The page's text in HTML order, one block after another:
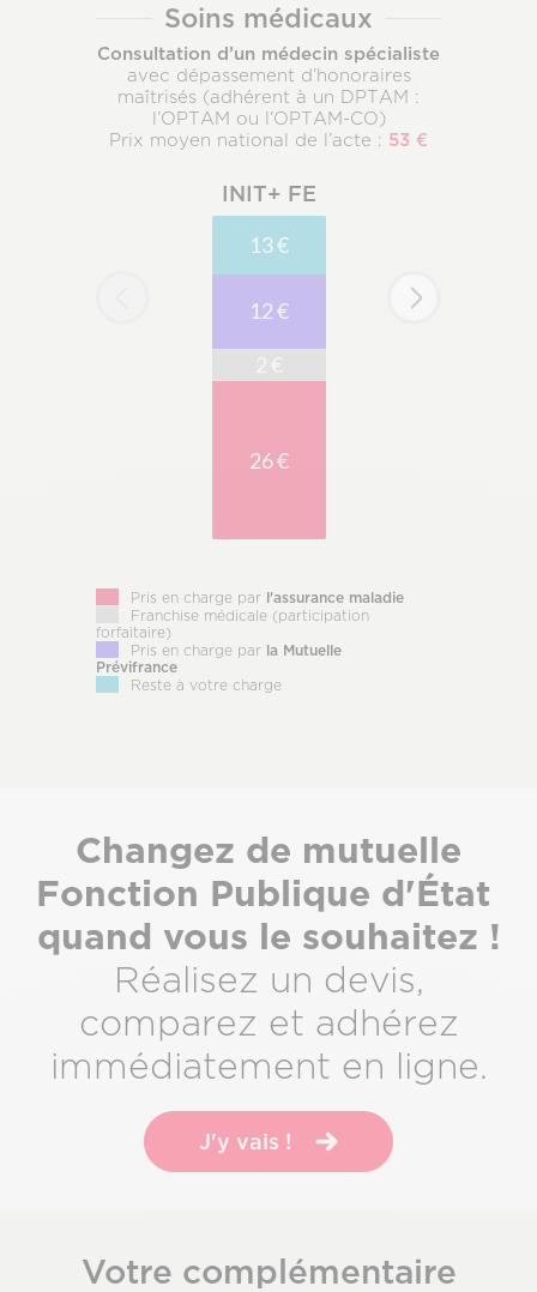
Soins médicaux
Consultation d’un médecin spécialiste
avec dépassement d’honoraires
maîtrisés (adhérent à un DPTAM :
l’OPTAM ou l’OPTAM-CO)
Prix moyen national de l’acte : 53 €
INIT+ FE
13 €
12 €
26 €
Pris en charge par
l'assurance maladie
Franchise médicale (participation
forfaitaire)
Pris en charge par la Mutuelle
Prévifrance
Reste à votre charge
Sous-
titre
Changez de mutuelle
Fonction Publique d'État
quand vous le souhaitez !
Réalisez un devis,
comparez et adhérez
immédiatement en ligne.
J'y vais !
Votre complémentaire